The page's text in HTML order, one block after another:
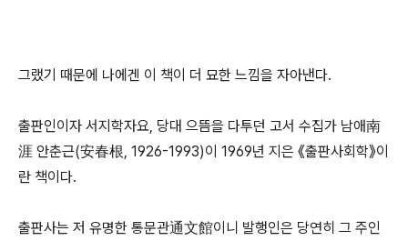
그랬기 때문에 나에겐 이 책이 더 묘한 느낌을 자아낸다.
출판인이자 서지학자요, 당대 으뜸을 다투던 고서 수집가 남애南
涯 안춘근(安春根, 1926-1993)이 1969년 지은 《출판사회학》이
란 책이다.
출판사는 저 유명한 통문관通文館이니 발행인은 당연히 그 주인